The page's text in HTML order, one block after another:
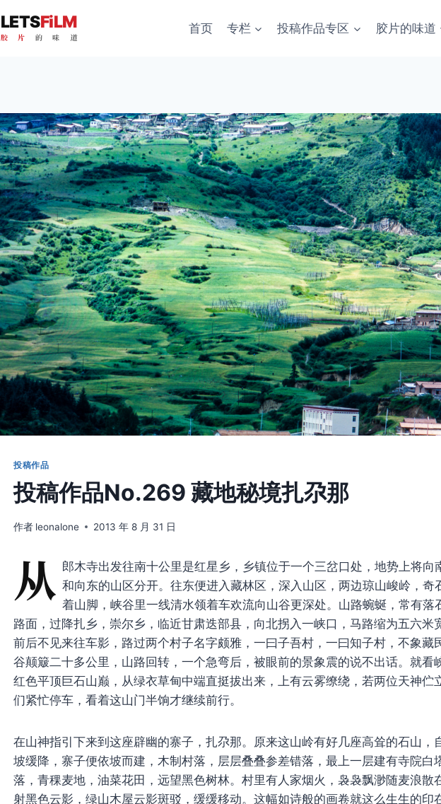
LETSFiLM
胶 片 的 味 道
首页 专栏 投稿作品专区 胶片的味道
投稿作品
投稿作品No.269 藏地秘境扎尕那
作者 leonalone 2013 年 8 月 31 日
从 郎木寺出发往南十公里是红星乡，乡镇位于一个三岔口处，地势上将向
和向东的山区分开。往东便进入藏林区，深入山区，两边琼山峻岭，奇
着山脚，峡谷里一线清水领着车欢流向山谷更深处。山路蜿蜒，常有落
路面，过降扎乡，崇尔乡，临近甘肃迭部县，向北拐入一峡口，马路缩为五六米
前后不见来往车影，路过两个村子名字颇雅，一曰子吾村，一曰知子村，不象藏
谷颠簸二十多公里，山路回转，一个急弯后，被眼前的景象震的说不出话。就看
红色平顶巨石山巅，从绿衣草甸中端直挺拔出来，上有云雾缭绕，若两位天神伫
们紧忙停车，看着这山门半饷才继续前行。
在山神指引下来到这座辟幽的寨子，扎尕那。原来这山岭有好几座高耸的石山，
坡缓降，寨子便依坡而建，木制村落，层层叠叠参差错落，最上一层建有寺院白
落，青稞麦地，油菜花田，远望黑色树林。村里有人家烟火，袅袅飘渺随麦浪散
射黑色云影，绿山木屋云影斑驳，缓缓移动。这幅如诗般的画卷就这么生生的印